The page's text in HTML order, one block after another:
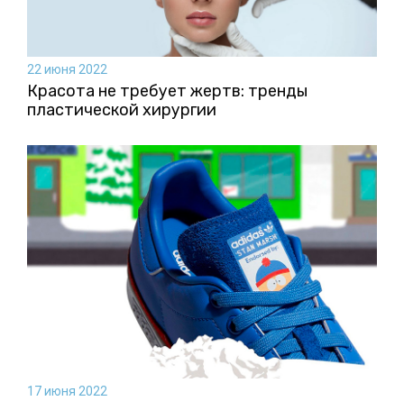
22 июня 2022
Красота не требует жертв: тренды
пластической хирургии
17 июня 2022